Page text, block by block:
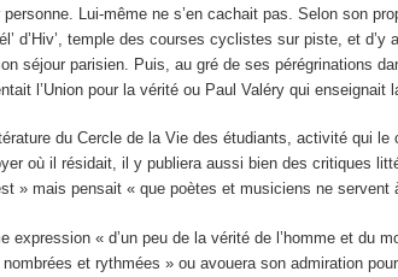
Lui-même ne s’en cachait pas. Selon son
d’Hiv’, temple des courses cyclistes sur piste, et
séjour parisien. Puis, au gré de ses pérégrinations
l’Union pour la vérité ou Paul Valéry qui enseignait
du Cercle de la Vie des étudiants, activité qui
où il résidait, il y publiera aussi bien des critiques
» mais pensait « que poètes et musiciens ne servent
« d’un peu de la vérité de l’homme et du
et rythmées » ou avouera son admiration